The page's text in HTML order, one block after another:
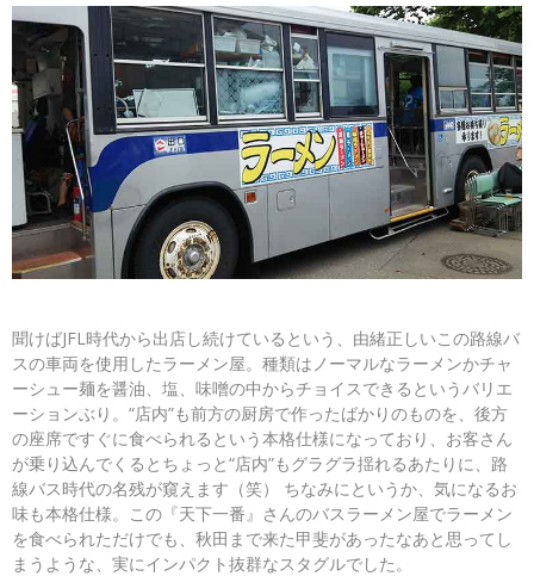
聞けばJFL時代から出店し続けているという、由緒正しいこの路線バ
スの車両を使用したラーメン屋。種類はノーマルなラーメンかチャ
ーシュー麺を醤油、塩、味噌の中からチョイスできるというバリエ
ーションぶり。“店内”も前方の厨房で作ったばかりのものを、後方
の座席ですぐに食べられるという本格仕様になっており、お客さん
が乗り込んでくるとちょっと“店内”もグラグラ揺れるあたりに、路
線バス時代の名残が窺えます（笑） ちなみにというか、気になるお
味も本格仕様。この『天下一番』さんのバスラーメン屋でラーメン
を食べられただけでも、秋田まで来た甲斐があったなあと思ってし
まうような、実にインパクト抜群なスタグルでした。